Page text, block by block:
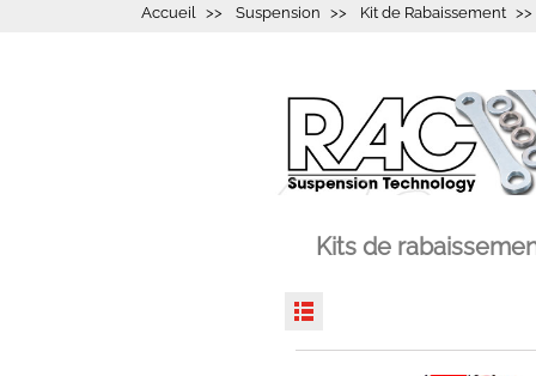
Accueil Suspension Kit de Rabaissement
Kits de